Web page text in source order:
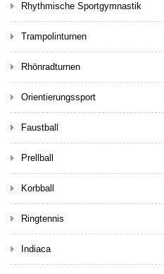
Rhythmische Sportgymnastik
Trampolinturnen
Rhönradturnen
Orientierungssport
Faustball
Prellball
Korbball
Ringtennis
Indiaca